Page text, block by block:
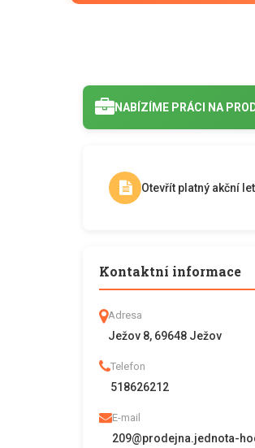
NABÍZÍME PRÁCI NA
Otevřít platný akční
Kontaktní informace
Adresa
Ježov 8, 69648 Ježov
Telefon
518626212
E-mail
209@prodejna.jednota-